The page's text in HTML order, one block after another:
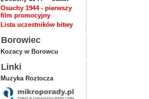
Osuchy 1944 - pierwszy
film promocyjny
Lista uczestników bitwy
Borowiec
Kozacy w Borowcu
Linki
Muzyka Roztocza